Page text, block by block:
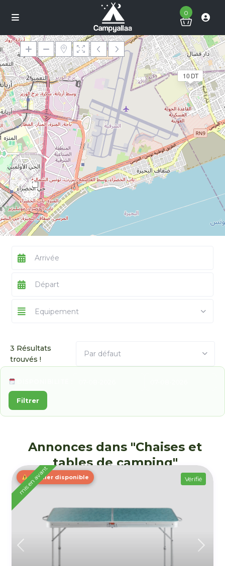
0
Chargement des cartes
10 DT
2
Equipement
3 Résultats
trouvés !
Par défaut
Filtrer
Annonces dans "Chaises et
tables de camping"
Dernier disponible
mis en avant Vérifié